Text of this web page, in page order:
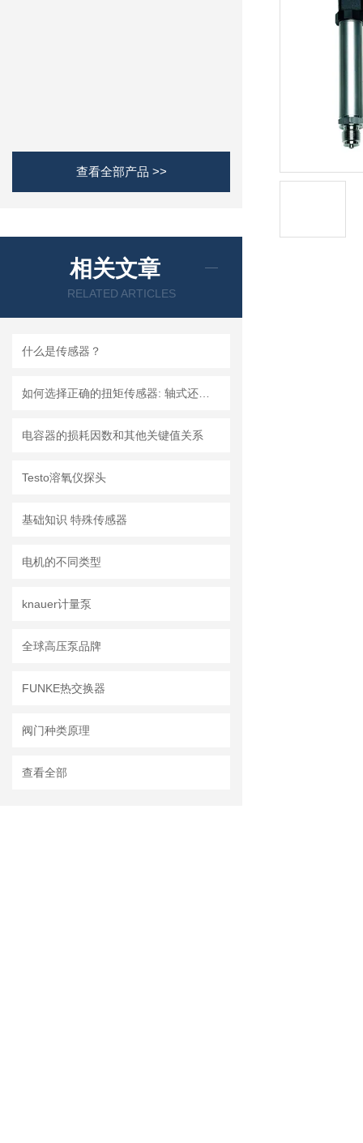
查看全部产品 >>
相关文章
RELATED ARTICLES
什么是传感器？
电容器的损耗因数和其他关键值关系
Testo溶氧仪探头
基础知识 特殊传感器
电机的不同类型
knauer计量泵
全球高压泵品牌
FUNKE热交换器
阀门种类原理
查看全部